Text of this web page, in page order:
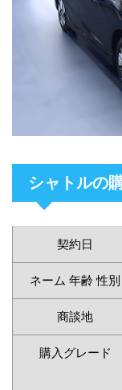
シャトルの
契約日
ネーム 年齢 性別
商談地
購入グレード